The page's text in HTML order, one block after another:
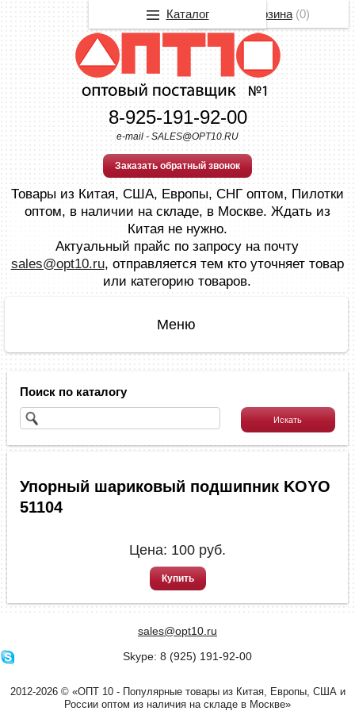
8-925-191-92-00
e-mail - SALES@OPT10.RU
Заказать обратный звонок
Товары из Китая, США, Европы, СНГ оптом, Пилотки
оптом, в наличии на складе, в Москве. Ждать из
Китая не нужно.
Актуальный прайс по запросу на почту
sales@opt10.ru, отправляется тем кто уточняет товар
или категорию товаров.
Поиск по каталогу
Упорный шариковый подшипник KOYO
51104
Цена: 100 руб.
Купить
sales@opt10.ru
Skype: 8 (925) 191-92-00
2012-2026 © «ОПТ 10 - Популярные товары из Китая, Европы, США и
России оптом из наличия на складе в Москве»
Корзина(0)
Каталог